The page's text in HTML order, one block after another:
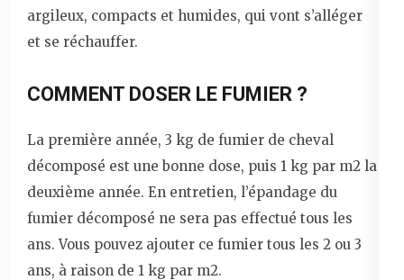
argileux, compacts et humides, qui vont s’alléger
et se réchauffer.
COMMENT DOSER LE FUMIER ?
La première année, 3 kg de fumier de cheval
décomposé est une bonne dose, puis 1 kg par m2 la
deuxième année. En entretien, l’épandage du
fumier décomposé ne sera pas effectué tous les
ans. Vous pouvez ajouter ce fumier tous les 2 ou 3
ans, à raison de 1 kg par m2.